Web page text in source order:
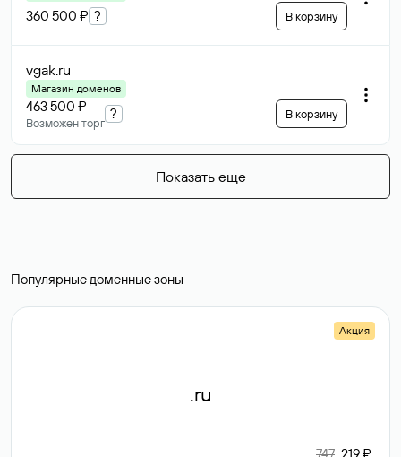
360 500 ₽ ? В корзину
vgak.ru
Магазин доменов
463 500 ₽
Возможен торг
? В корзину
Показать еще
Популярные доменные зоны
Акция
.ru